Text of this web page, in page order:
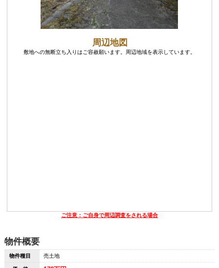
周辺地図
敷地への無断立ち入りはご容赦願います。周辺地域を表示しています。
ご注意：ご自身で周辺調査をされる場合
物件概要
物件種目 売土地